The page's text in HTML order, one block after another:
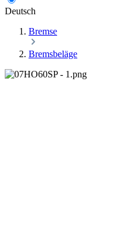
Deutsch
Bremse
Bremsbeläge